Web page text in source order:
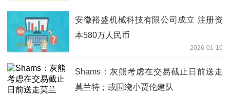
安徽裕盛机械科技有限公司成立 注册资
本580万人民币
2026-01-10
Shams：灰熊考虑在交易截止日前送走
莫兰特；或围绕小贾伦建队